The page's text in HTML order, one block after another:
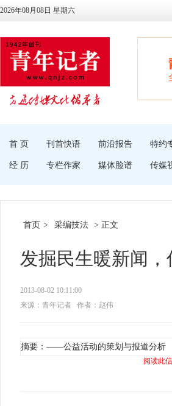
2026年08月08日 星期六
首 页 刊首快语 前沿报告 特约
经 历 专栏作家 媒体脸谱 传媒
首页 > 采编技法 > 正文
发掘民生暖新闻
2013-08-02 10:11:00
来源：青年记者
作者：赵伟
摘要：——公益活动的策划与报道分析
阅读此